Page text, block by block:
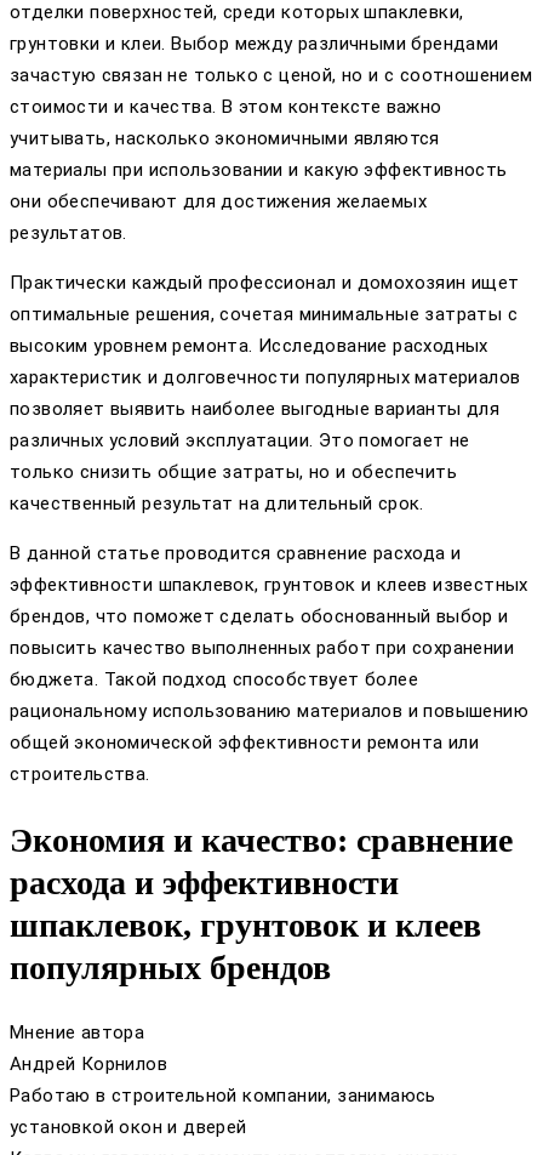
отделки поверхностей, среди которых шпаклевки,
грунтовки и клеи. Выбор между различными брендами
зачастую связан не только с ценой, но и с соотношением
стоимости и качества. В этом контексте важно
учитывать, насколько экономичными являются
материалы при использовании и какую эффективность
они обеспечивают для достижения желаемых
результатов.
Практически каждый профессионал и домохозяин ищет
оптимальные решения, сочетая минимальные затраты с
высоким уровнем ремонта. Исследование расходных
характеристик и долговечности популярных материалов
позволяет выявить наиболее выгодные варианты для
различных условий эксплуатации. Это помогает не
только снизить общие затраты, но и обеспечить
качественный результат на длительный срок.
В данной статье проводится сравнение расхода и
эффективности шпаклевок, грунтовок и клеев известных
брендов, что поможет сделать обоснованный выбор и
повысить качество выполненных работ при сохранении
бюджета. Такой подход способствует более
рациональному использованию материалов и повышению
общей экономической эффективности ремонта или
строительства.
Экономия и качество: сравнение
расхода и эффективности
шпаклевок, грунтовок и клеев
популярных брендов
Мнение автора
Андрей Корнилов
Работаю в строительной компании, занимаюсь
установкой окон и дверей